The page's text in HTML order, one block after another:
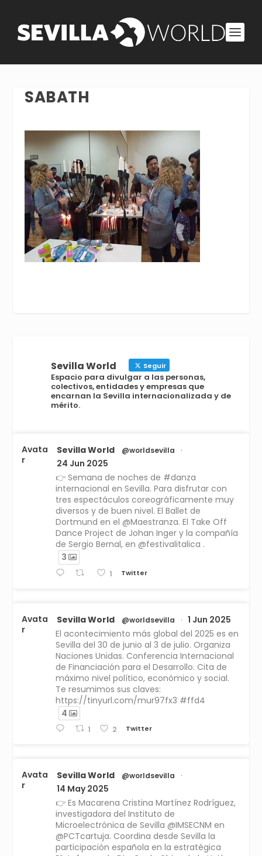
SABATH
Sevilla World Seguir
Espacio para divulgar a las personas,
colectivos, entidades y empresas que
encarnan la Sevilla internacionalizada y de
mérito.
Avata
r
Sevilla World @worldsevilla ·
24 Jun 2025
👉 Semana de noches de #danza
internacional en Sevilla. Para disfrutar con
tres espectáculos coreográficamente muy
diversos y de buen nivel. El Ballet de
Dortmund en el @Maestranza. El Take Off
Dance Project de Johan Inger y la compañía
de Sergio Bernal, en @festivalitalica .
3
1 Twitter
Avata
r
Sevilla World @worldsevilla ·
1 Jun 2025
El acontecimiento más global del 2025 es en
Sevilla del 30 de junio al 3 de julio. Organiza
Naciones Unidas. Conferencia Internacional
de Financiación para el Desarrollo. Cita de
máximo nivel político, económico y social.
Te resumimos sus claves:
https://tinyurl.com/mur97fx3 #ffd4
4
1 2 Twitter
Avata
r
Sevilla World @worldsevilla ·
14 May 2025
👉 Es Macarena Cristina Martínez Rodríguez,
investigadora del Instituto de
Microelectrónica de Sevilla @IMSECNM en
@PCTcartuja. Coordina desde Sevilla la
participación española en la estratégica